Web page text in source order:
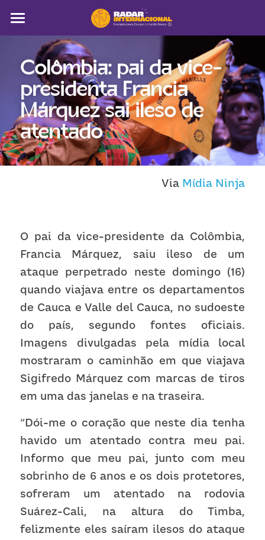
Sobre
Colunistas
América Latina
Notícias
Artigos
Receba atualizações
Colômbia: pai da vice-
presidenta Francia
Márquez sai ileso de
atentado
Via Mídia Ninja
O pai da vice-presidente da Colômbia,
Francia Márquez, saiu ileso de um
ataque perpetrado neste domingo (16)
quando viajava entre os departamentos
de Cauca e Valle del Cauca, no sudoeste
do país, segundo fontes oficiais.
Imagens divulgadas pela mídia local
mostraram o caminhão em que viajava
Sigifredo Márquez com marcas de tiros
em uma das janelas e na traseira.
“Dói-me o coração que neste dia tenha
havido um atentado contra meu pai.
Informo que meu pai, junto com meu
sobrinho de 6 anos e os dois protetores,
sofreram um atentado na rodovia
Suárez-Cali, na altura do Timba,
felizmente eles saíram ilesos do ataque